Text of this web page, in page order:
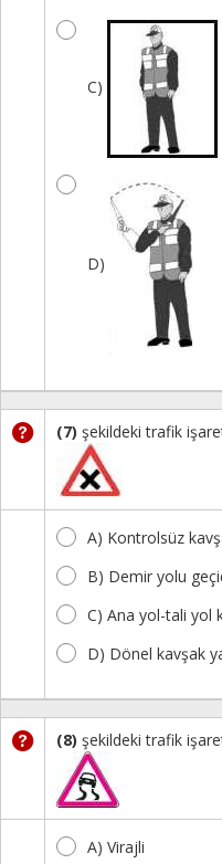
C)
D)
(7) şekildeki trafik
A) Kontrolsüz
B) Demir yolu
C) Ana yol-tali yol
D) Dönel kavşak
(8) şekildeki trafik
A) Virajli